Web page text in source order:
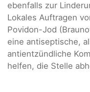
ebenfalls zur
Lokales Auftragen
Povidon-Jod
eine antiseptische,
antientzündliche
helfen, die Stelle